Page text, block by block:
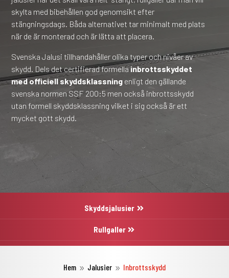
skylta med bibehållen god genomsikt efter
stängningsdags. Båda alternativet tar minimalt med plats
när de är monterad och är lätta att placera.
Svenska Jalusi tillhandahåller olika typer och nivåer av
skydd. Dels det certifierad formellainbrottsskyddet
med officiell skyddsklassning enligt den gällande
svenska normen SSF 200:5 men också inbrottsskydd
utan formell skyddsklassning vilket i sig också är ett
mycket gott skydd.
Skyddsjalusier
Rullgaller
Hem 9 Jalusier 9 Inbrottsskydd